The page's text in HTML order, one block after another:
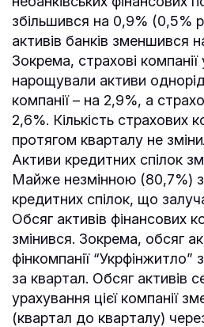
збільшився на 0,9% (0,5%
активів банків зменшився
Зокрема, страхові компанії
нарощували активи
компанії – на 2,9%, а
2,6%. Кількість страхових
протягом кварталу не
Активи кредитних спілок
Майже незмінною (80,7%)
кредитних спілок, що
Обсяг активів фінансових
змінився. Зокрема, обсяг
фінкомпанії
за квартал. Обсяг активів
урахування цієї компанії
(квартал до кварталу)